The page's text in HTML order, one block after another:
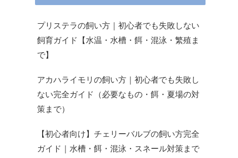
プリステラの飼い方｜初心者でも失敗しない
飼育ガイド【水温・水槽・餌・混泳・繁殖ま
で】
アカハライモリの飼い方｜初心者でも失敗し
ない完全ガイド（必要なもの・餌・夏場の対
策まで）
【初心者向け】チェリーバルブの飼い方完全
ガイド｜水槽・餌・混泳・スネール対策まで